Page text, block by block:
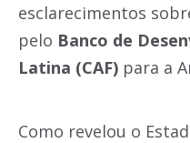
esclarecimentos
pelo Banco de
Latina (CAF) para a
Como revelou o